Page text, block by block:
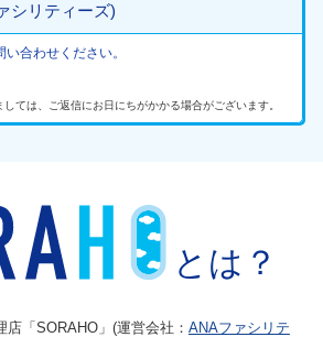
シリティーズ)
合わせください。
ては、ご返信にお日にちがかかる場合がございます。
とは？
「SORAHO」(運営会社： ANAファシリテ